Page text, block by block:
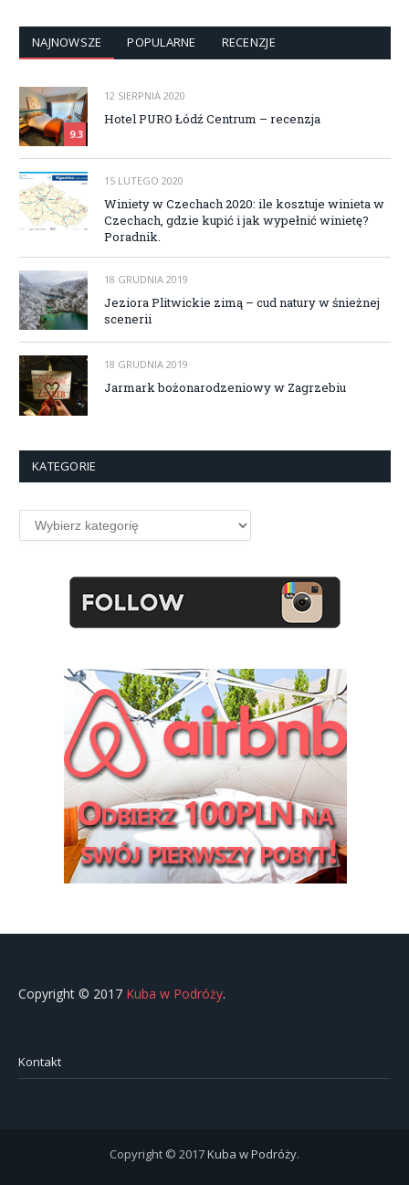
NAJNOWSZE POPULARNE RECENZJE
9.3
12 SIERPNIA 2020
Hotel PURO Łódź Centrum – recenzja
15 LUTEGO 2020
Winiety w Czechach 2020: ile kosztuje winieta w
Czechach, gdzie kupić i jak wypełnić winietę?
Poradnik.
18 GRUDNIA 2019
Jeziora Plitwickie zimą – cud natury w śnieżnej
scenerii
18 GRUDNIA 2019
Jarmark bożonarodzeniowy w Zagrzebiu
KATEGORIE
Copyright © 2017 Kuba w Podróży.
Kontakt
Copyright © 2017Kuba w Podróży.